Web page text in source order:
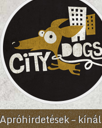
Apróhirdetések – kínál